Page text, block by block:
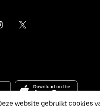
website gebruikt cookies